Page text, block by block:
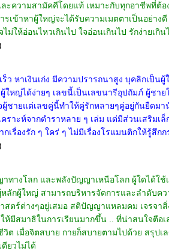
ะความสามัคคีโดยแท้ เหมาะกับทุกอาชีพที่ต้
รเข้าหาผู้ใหญ่จะได้รับความเมตตาเป็นอย่า
ม่ให้อ่อนไหวเกินไป ใจอ่อนเกินไป รักง่ายเกิ
ร็ว หาเงินเก่ง มีความปรารถนาสูง บุคลิกเป็
ใหญ่ได้ง่ายๆ เลขนี้เป็นเลขนารีอุปถัมภ์ ผู้ช
จผู้ชายแต่เลขคู่นี้ทำให้คู่รักหลายๆคู่อยู่กันยืด
ราะห์จากตำราหลาย ๆ เล่ม แต่มีส่วนเสริม
กเรื่องรัก ๆ ใคร่ ๆ ไม่มีเรื่องโรแมนติกให้รู้
ทางโลก และพลังปัญญาเหนือโลก ผู้ใดได้ใ
หลักผู้ใหญ่ สามารถบริหารจัดการและลำดับค
สตร์ต่างๆอยู่เสมอ สติปัญญาแหลมคม เจรจา
ห้มีสมาธิในการเรียนมากขึ้น .. ที่น่าสนใจตื
ต เมื่อจิตสบาย กายก็สบายตามไปด้วย สรุป
ดียวไม่ได้